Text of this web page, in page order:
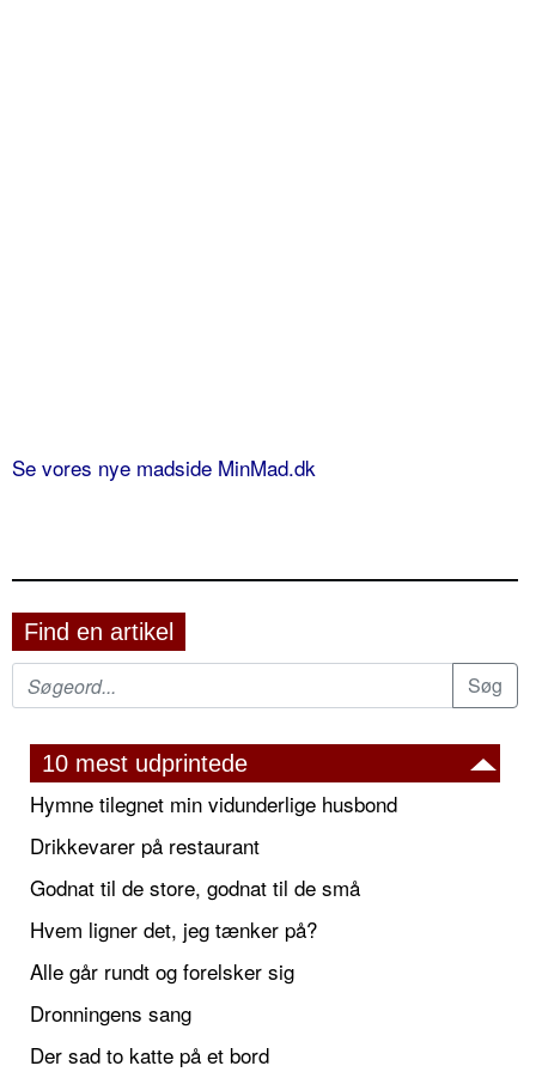
Se vores nye madside MinMad.dk
Find en artikel
10 mest udprintede
Hymne tilegnet min vidunderlige husbond
Drikkevarer på restaurant
Godnat til de store, godnat til de små
Hvem ligner det, jeg tænker på?
Alle går rundt og forelsker sig
Dronningens sang
Der sad to katte på et bord